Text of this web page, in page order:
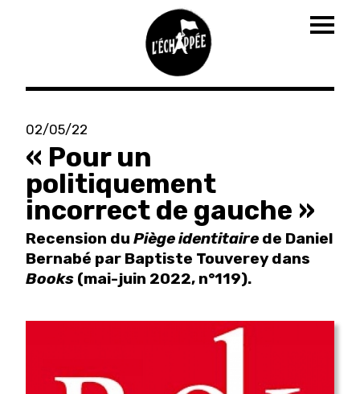
Aller
contenu
principal
02/05/22
« Pour un
politiquement
incorrect de gauche »
Recension du Piège identitaire de Daniel
Bernabé par Baptiste Touverey dans
Books (mai-juin 2022, n°119).